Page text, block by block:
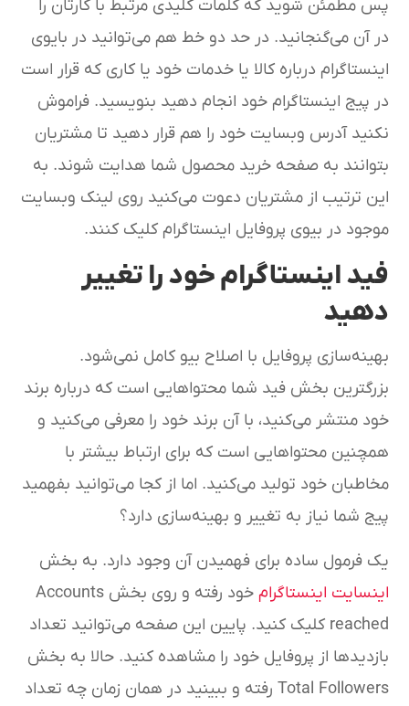
پس مطمئن شوید که کلمات کلیدی مرتبط با کارتان را
در آن می‌گنجانید. در حد دو خط هم می‌توانید در بایوی
اینستاگرام درباره کالا یا خدمات خود یا کاری که قرار است
در پیج اینستاگرام خود انجام دهید بنویسید. فراموش
نکنید آدرس وبسایت خود را هم قرار دهید تا مشتریان
بتوانند به صفحه خرید محصول شما هدایت شوند. به
این ترتیب از مشتریان دعوت می‌کنید روی لینک وبسایت
موجود در بیوی پروفایل اینستاگرام کلیک کنند.
فید اینستاگرام خود را تغییر
دهید
بهینه‌سازی پروفایل با اصلاح بیو کامل نمی‌شود.
بزرگترین بخش فید شما محتواهایی است که درباره برند
خود منتشر می‌کنید، با آن برند خود را معرفی می‌کنید و
همچنین محتواهایی است که برای ارتباط بیشتر با
مخاطبان خود تولید می‌کنید. اما از کجا می‌توانید بفهمید
پیج شما نیاز به تغییر و بهینه‌سازی دارد؟
یک فرمول ساده برای فهمیدن آن وجود دارد. به بخش
اینسایت اینستاگرام
خود رفته و روی بخش Accounts
reached کلیک کنید. پایین این صفحه می‌توانید تعداد
بازدیدها از پروفایل خود را مشاهده کنید. حالا به بخش
Total Followers رفته و ببینید در همان زمان چه تعداد